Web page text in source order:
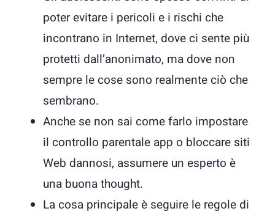
poter evitare i pericoli e i rischi che
incontrano in Internet, dove ci sente più
protetti dall’anonimato, ma dove non
sempre le cose sono realmente ciò che
sembrano.
Anche se non sai come farlo impostare
il controllo parentale app o bloccare siti
Web dannosi, assumere un esperto è
una buona thought.
La cosa principale è seguire le regole di